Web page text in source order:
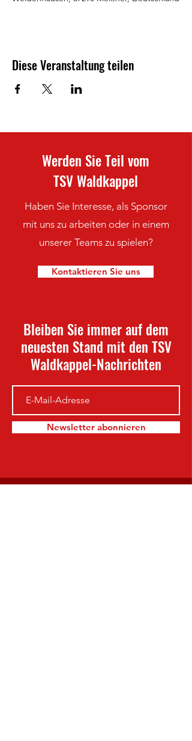
Diese Veranstaltung teilen
Werden Sie Teil vom
TSV Waldkappel
Haben Sie Interesse, als Sponsor
mit uns zu arbeiten oder in einem
unserer Teams zu spielen?
Kontaktieren Sie uns
Bleiben Sie immer auf dem
neuesten Stand mit den TSV
Waldkappel-Nachrichten
Newsletter abonnieren